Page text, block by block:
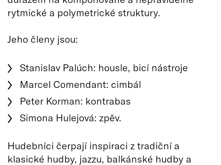
rytmické a polymetrické struktury.
Jeho členy jsou:
Stanislav Palúch: housle, bicí nástroje
Marcel Comendant: cimbál
Peter Korman: kontrabas
Simona Hulejová: zpěv.
Hudebníci čerpají inspiraci z tradiční a
klasické hudby, jazzu, balkánské hudby a